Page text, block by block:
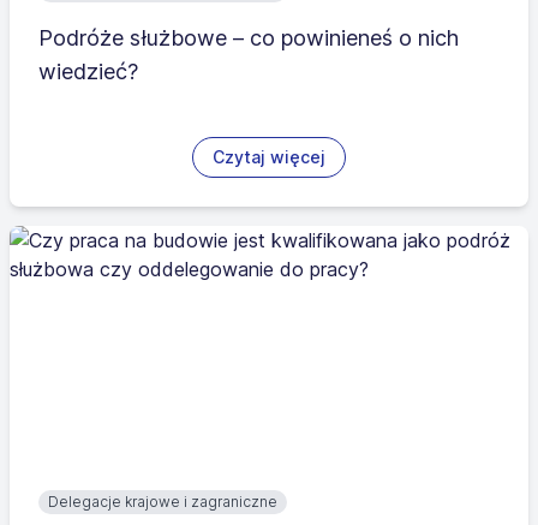
Podróże służbowe – co powinieneś o nich
wiedzieć?
Czytaj więcej
Delegacje krajowe i zagraniczne